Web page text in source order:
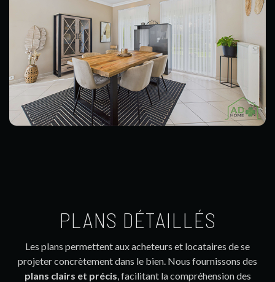
PLANS DÉTAILLÉS
Les plans permettent aux acheteurs et locataires de se
projeter concrètement dans le bien. Nous fournissons des
plans clairs et précis , facilitant la compréhension des